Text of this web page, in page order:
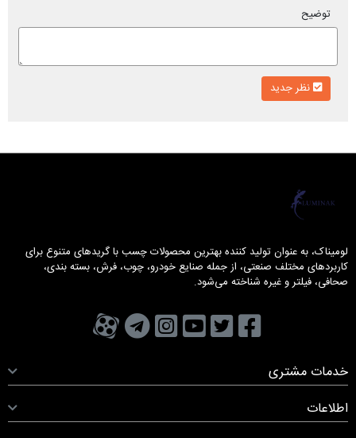
توضیح
نظر جدید
لومیناک، به عنوان تولید کننده بهترین محصولات چسب با گریدهای متنوع برای
کاربردهای مختلف صنعتی، از جمله صنایع خودرو، چوب، فرش، بسته بندی،
صحافی، فیلتر و غیره شناخته می‌شود.
فیسبوک
تویتریوتیوب
صفحهکانال تلگرام
کانال آپارات
خدمات مشتری
اطلاعات